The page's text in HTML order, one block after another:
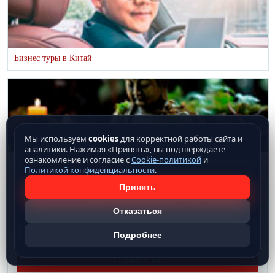
Бизнес туры в Китай
Оздоровление в Китае
Рассылка China Travel
Получайте новости и предложения по путешествиям
Подписаться
Мы используем cookiesдля корректной работы сайта и
аналитики. Нажимая «Принять», вы подтверждаете
ознакомление и согласие сCookie-политикой и
Политикой конфиденциальности.
Принять
Отказаться
Подробнее